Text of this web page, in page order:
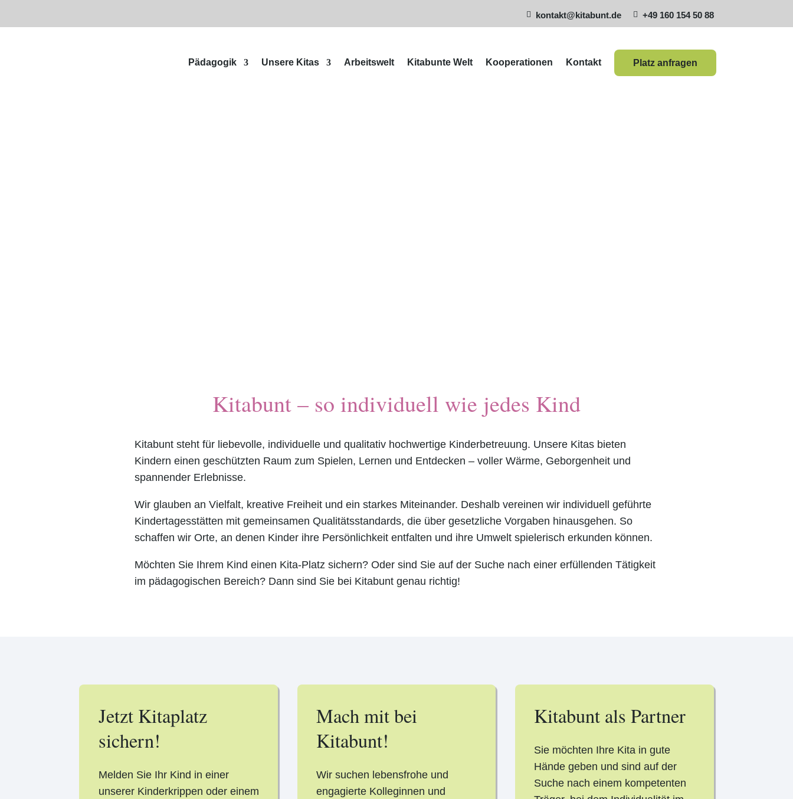
 kontakt@kitabunt.de  +49 160 154 50 88
Pädagogik Unsere Kitas Arbeitswelt Kitabunte Welt Kooperationen Kontakt Platz anfragen
Kitabunt – so individuell wie jedes Kind
Kitabunt steht für liebevolle, individuelle und qualitativ hochwertige Kinderbetreuung. Unsere Kitas bieten
Kindern einen geschützten Raum zum Spielen, Lernen und Entdecken – voller Wärme, Geborgenheit und
spannender Erlebnisse.
Wir glauben an Vielfalt, kreative Freiheit und ein starkes Miteinander. Deshalb vereinen wir individuell geführte
Kindertagesstätten mit gemeinsamen Qualitätsstandards, die über gesetzliche Vorgaben hinausgehen. So
schaffen wir Orte, an denen Kinder ihre Persönlichkeit entfalten und ihre Umwelt spielerisch erkunden können.
Möchten Sie Ihrem Kind einen Kita-Platz sichern? Oder sind Sie auf der Suche nach einer erfüllenden Tätigkeit
im pädagogischen Bereich? Dann sind Sie bei Kitabunt genau richtig!
Jetzt Kitaplatz
sichern!
Melden Sie Ihr Kind in einer
unserer Kinderkrippen oder einem
Mach mit bei
Kitabunt!
Wir suchen lebensfrohe und
engagierte Kolleginnen und
Kitabunt als Partner
Sie möchten Ihre Kita in gute
Hände geben und sind auf der
Suche nach einem kompetenten